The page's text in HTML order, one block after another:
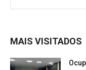
MAIS VISITADOS